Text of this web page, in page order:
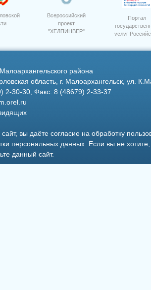
Всероссийский
проект
"ХЕЛПИНВЕР"
Портал
услуг
района
область, г. Малоархангельск, ул.
2-30-30, Факс: 8 (48679) 2-33-37
вы даёте согласие на обработку
персональных данных . Если вы не
данный сайт.